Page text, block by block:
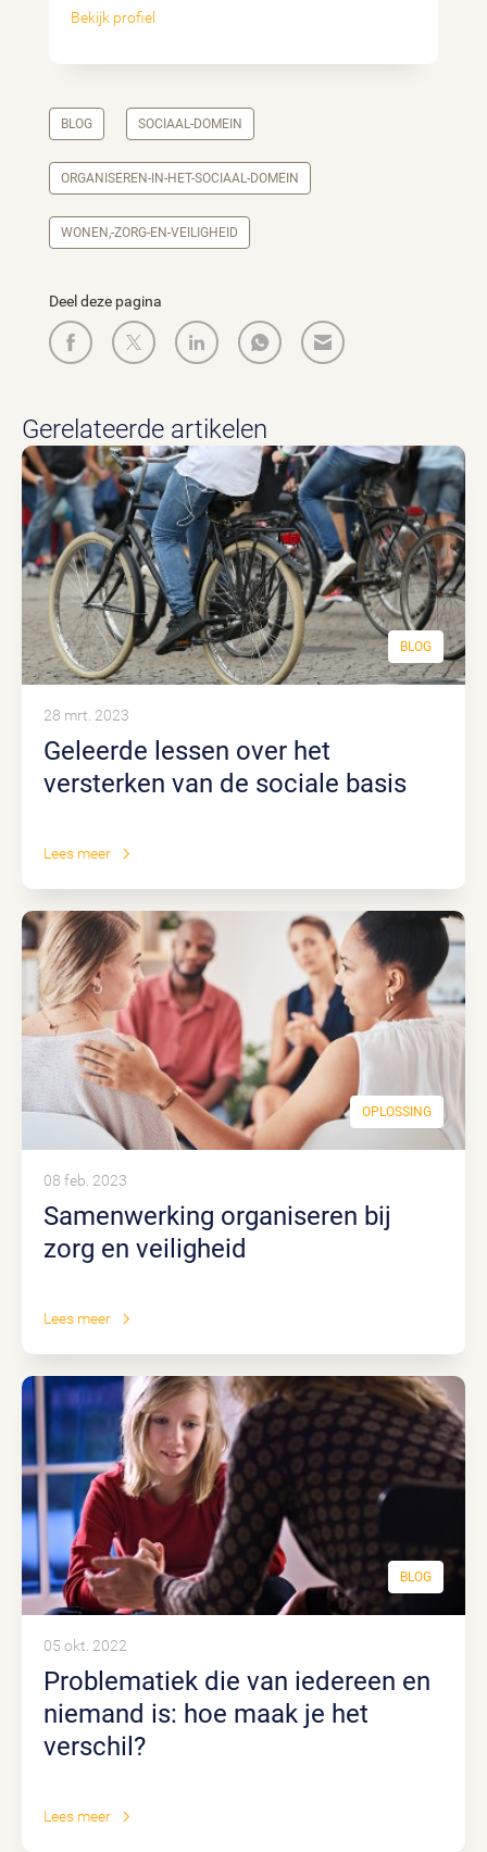
Bekijk profiel
BLOG SOCIAAL-DOMEIN
ORGANISEREN-IN-HET-SOCIAAL-DOMEIN
WONEN,-ZORG-EN-VEILIGHEID
Deel deze pagina
Gerelateerde artikelen
BLOG
Geleerde lessen over het
versterken van de sociale basis
28 mrt. 2023
Lees meer
OPLOSSING
Samenwerking organiseren bij
zorg en veiligheid
08 feb. 2023
Lees meer
BLOG
Problematiek die van iedereen en
niemand is: hoe maak je het
verschil?
05 okt. 2022
Lees meer